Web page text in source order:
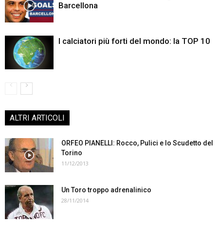
Barcellona
I calciatori più forti del mondo: la TOP 10
ALTRI ARTICOLI
ORFEO PIANELLI: Rocco, Pulici e lo Scudetto del
Torino
11/12/2013
Un Toro troppo adrenalinico
28/11/2014